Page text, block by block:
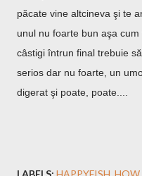
păcate vine altcineva şi te
unul nu foarte bun aşa
câstigi întrun final trebuie
serios dar nu foarte, un
digerat şi poate, poate....
LABELS: HAPPYFISH HOW